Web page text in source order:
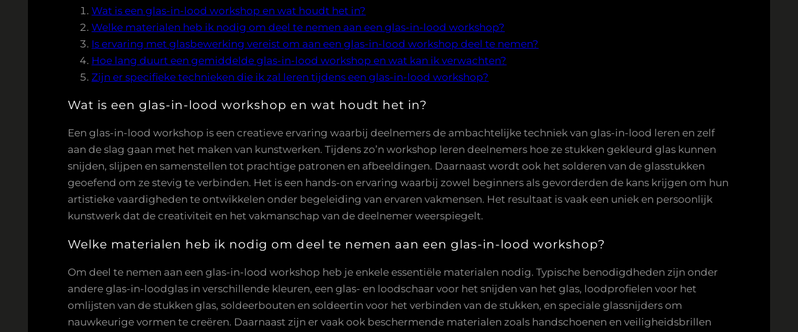
Wat is een glas-in-lood workshop en wat houdt het in?
Welke materialen heb ik nodig om deel te nemen aan een glas-in-lood workshop?
Is ervaring met glasbewerking vereist om aan een glas-in-lood workshop deel te nemen?
Hoe lang duurt een gemiddelde glas-in-lood workshop en wat kan ik verwachten?
Zijn er specifieke technieken die ik zal leren tijdens een glas-in-lood workshop?
Wat is een glas-in-lood workshop en wat houdt het in?
Een glas-in-lood workshop is een creatieve ervaring waarbij deelnemers de ambachtelijke techniek van glas-in-lood leren en zelf
aan de slag gaan met het maken van kunstwerken. Tijdens zo’n workshop leren deelnemers hoe ze stukken gekleurd glas kunnen
snijden, slijpen en samenstellen tot prachtige patronen en afbeeldingen. Daarnaast wordt ook het solderen van de glasstukken
geoefend om ze stevig te verbinden. Het is een hands-on ervaring waarbij zowel beginners als gevorderden de kans krijgen om hun
artistieke vaardigheden te ontwikkelen onder begeleiding van ervaren vakmensen. Het resultaat is vaak een uniek en persoonlijk
kunstwerk dat de creativiteit en het vakmanschap van de deelnemer weerspiegelt.
Welke materialen heb ik nodig om deel te nemen aan een glas-in-lood workshop?
Om deel te nemen aan een glas-in-lood workshop heb je enkele essentiële materialen nodig. Typische benodigdheden zijn onder
andere glas-in-loodglas in verschillende kleuren, een glas- en loodschaar voor het snijden van het glas, loodprofielen voor het
omlijsten van de stukken glas, soldeerbouten en soldeertin voor het verbinden van de stukken, en speciale glassnijders om
nauwkeurige vormen te creëren. Daarnaast zijn er vaak ook beschermende materialen zoals handschoenen en veiligheidsbrillen